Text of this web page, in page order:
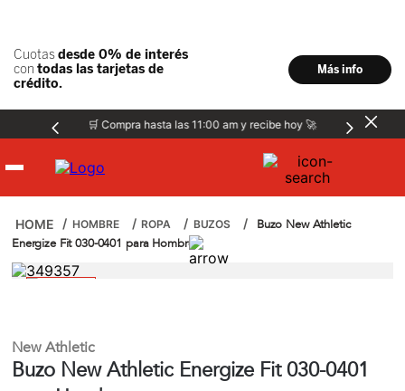
🛒 Compra hasta las 11:00 am y recibe hoy 🚀
Hombre
Accesorios
HOMBRE ROPA BUZOS
Buzo New Athletic
Energize Fit 030-0401 para Hombre
New Athletic
Buzo New Athletic Energize Fit 030-0401